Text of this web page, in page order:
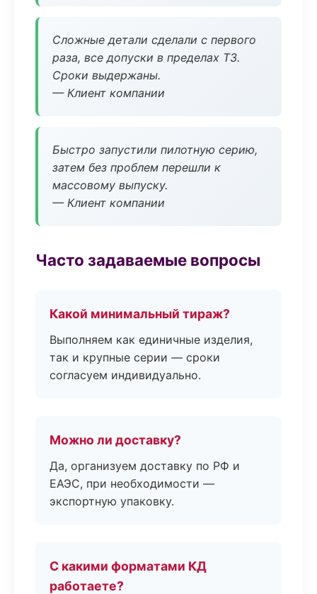
Сложные детали сделали с первого
раза, все допуски в пределах ТЗ.
Сроки выдержаны.
— Клиент компании
Быстро запустили пилотную серию,
затем без проблем перешли к
массовому выпуску.
— Клиент компании
Часто задаваемые вопросы
Какой минимальный тираж?
Выполняем как единичные изделия,
так и крупные серии — сроки
согласуем индивидуально.
Можно ли доставку?
Да, организуем доставку по РФ и
ЕАЭС, при необходимости —
экспортную упаковку.
С какими форматами КД
работаете?